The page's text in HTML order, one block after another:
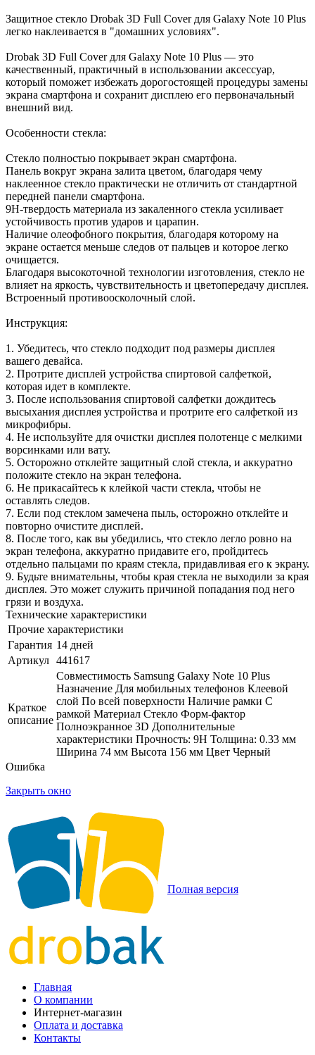
Защитное стекло Drobak 3D Full Cover для Galaxy Note 10 Plus
легко наклеивается в "домашних условиях".
Drobak 3D Full Cover для Galaxy Note 10 Plus — это
качественный, практичный в использовании аксессуар,
который поможет избежать дорогостоящей процедуры замены
экрана смартфона и сохранит дисплею его первоначальный
внешний вид.
Особенности стекла:
Стекло полностью покрывает экран смартфона.
Панель вокруг экрана залита цветом, благодаря чему
наклеенное стекло практически не отличить от стандартной
передней панели смартфона.
9H-твердость материала из закаленного стекла усиливает
устойчивость против ударов и царапин.
Наличие олеофобного покрытия, благодаря которому на
экране остается меньше следов от пальцев и которое легко
очищается.
Благодаря высокоточной технологии изготовления, стекло не
влияет на яркость, чувствительность и цветопередачу дисплея.
Встроенный противоосколочный слой.
Инструкция:
1. Убедитесь, что стекло подходит под размеры дисплея
вашего девайса.
2. Протрите дисплей устройства спиртовой салфеткой,
которая идет в комплекте.
3. После использования спиртовой салфетки дождитесь
высыхания дисплея устройства и протрите его салфеткой из
микрофибры.
4. Не используйте для очистки дисплея полотенце с мелкими
ворсинками или вату.
5. Осторожно отклейте защитный слой стекла, и аккуратно
положите стекло на экран телефона.
6. Не прикасайтесь к клейкой части стекла, чтобы не
оставлять следов.
7. Если под стеклом замечена пыль, осторожно отклейте и
повторно очистите дисплей.
8. После того, как вы убедились, что стекло легло ровно на
экран телефона, аккуратно придавите его, пройдитесь
отдельно пальцами по краям стекла, придавливая его к экрану.
9. Будьте внимательны, чтобы края стекла не выходили за края
дисплея. Это может служить причиной попадания под него
грязи и воздуха.
Технические характеристики
Прочие характеристики
Гарантия 14 дней
Артикул 441617
Краткое
описание
Совместимость Samsung Galaxy Note 10 Plus
Назначение Для мобильных телефонов Клеевой
слой По всей поверхности Наличие рамки C
рамкой Материал Стекло Форм-фактор
Полноэкранное 3D Дополнительные
характеристики Прочность: 9H Толщина: 0.33 мм
Ширина 74 мм Высота 156 мм Цвет Черный
Ошибка
Закрыть окно
Полная версия
Главная
О компании
Интернет-магазин
Оплата и доставка
Контакты